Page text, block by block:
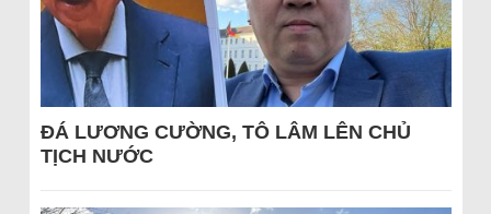
ĐÁ LƯƠNG CƯỜNG, TÔ LÂM LÊN CHỦ
TỊCH NƯỚC